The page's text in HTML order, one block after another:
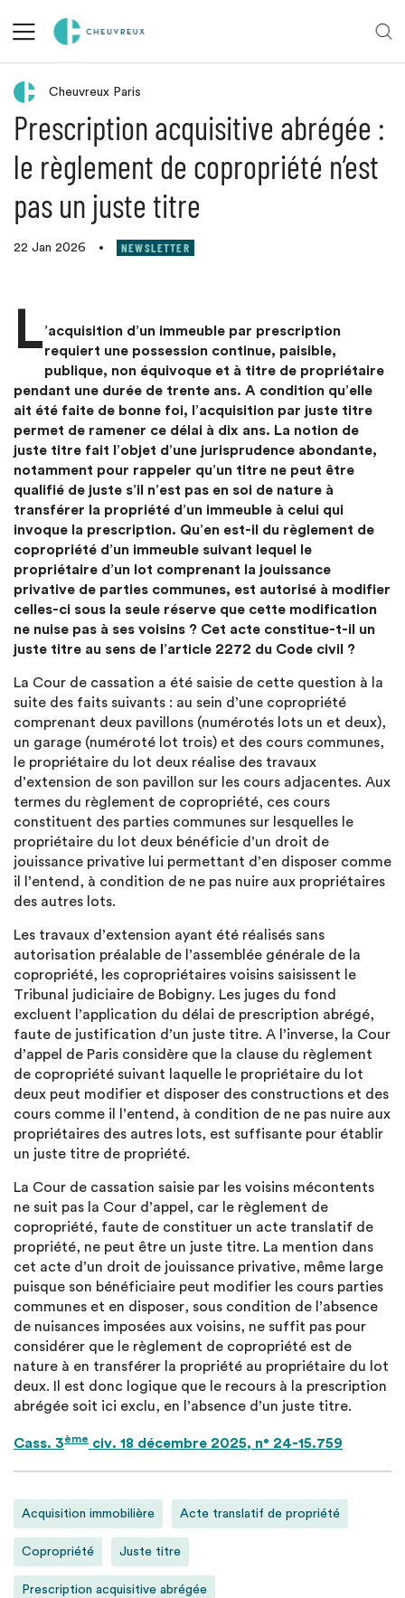
Retour aux actualités
Cheuvreux Paris
Prescription acquisitive abrégée :
le règlement de copropriété n’est
pas un juste titre
22 Jan 2026 • NEWSLETTER
L’acquisition d’un immeuble par prescription
requiert une possession continue, paisible,
publique, non équivoque et à titre de propriétaire
pendant une durée de trente ans. A condition qu’elle
ait été faite de bonne foi, l’acquisition par juste titre
permet de ramener ce délai à dix ans. La notion de
juste titre fait l’objet d’une jurisprudence abondante,
notamment pour rappeler qu’un titre ne peut être
qualifié de juste s’il n’est pas en soi de nature à
transférer la propriété d’un immeuble à celui qui
invoque la prescription. Qu’en est-il du règlement de
copropriété d’un immeuble suivant lequel le
propriétaire d’un lot comprenant la jouissance
privative de parties communes, est autorisé à modifier
celles-ci sous la seule réserve que cette modification
ne nuise pas à ses voisins ? Cet acte constitue-t-il un
juste titre au sens de l’article 2272 du Code civil ?
La Cour de cassation a été saisie de cette question à la
suite des faits suivants : au sein d’une copropriété
comprenant deux pavillons (numérotés lots un et deux),
un garage (numéroté lot trois) et des cours communes,
le propriétaire du lot deux réalise des travaux
d’extension de son pavillon sur les cours adjacentes. Aux
termes du règlement de copropriété, ces cours
constituent des parties communes sur lesquelles le
propriétaire du lot deux bénéficie d’un droit de
jouissance privative lui permettant d’en disposer comme
il l’entend, à condition de ne pas nuire aux propriétaires
des autres lots.
Les travaux d’extension ayant été réalisés sans
autorisation préalable de l’assemblée générale de la
copropriété, les copropriétaires voisins saisissent le
Tribunal judiciaire de Bobigny. Les juges du fond
excluent l’application du délai de prescription abrégé,
faute de justification d’un juste titre. A l’inverse, la Cour
d’appel de Paris considère que la clause du règlement
de copropriété suivant laquelle le propriétaire du lot
deux peut modifier et disposer des constructions et des
cours comme il l’entend, à condition de ne pas nuire aux
propriétaires des autres lots, est suffisante pour établir
un juste titre de propriété.
La Cour de cassation saisie par les voisins mécontents
ne suit pas la Cour d’appel, car le règlement de
copropriété, faute de constituer un acte translatif de
propriété, ne peut être un juste titre. La mention dans
cet acte d’un droit de jouissance privative, même large
puisque son bénéficiaire peut modifier les cours parties
communes et en disposer, sous condition de l’absence
de nuisances imposées aux voisins, ne suffit pas pour
considérer que le règlement de copropriété est de
nature à en transférer la propriété au propriétaire du lot
deux. Il est donc logique que le recours à la prescription
abrégée soit ici exclu, en l’absence d’un juste titre.
Cass. 3ème civ. 18 décembre 2025, n° 24-15.759
Acquisition immobilière Acte translatif de propriété
Copropriété Juste titre
Prescription acquisitive abrégée